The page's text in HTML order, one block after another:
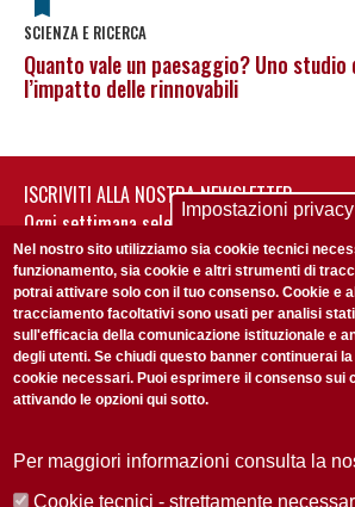
SCIENZA E RICERCA
Quanto vale un paesaggio? Uno
l’impatto delle rinnovabili
ISCRIVITI ALLA NOSTRA NEWSLETTER
Ogni settimana selezioniamo per te nostre
non perderti gli aggiornamenti della nostra
Accetto laPrivacy Policy
Impostazioni privacy
Nel nostro sito utilizziamo sia cookie tecnici
funzionamento, sia cookie e altri strumenti di
potrai attivare solo con il tuo consenso. Cookie e
tracciamento facoltativi sono usati per analisi
sull'efficacia della comunicazione istituzionale e
degli utenti. Se chiudi questo banner continuerai
cookie necessari. Puoi esprimere il consenso sui
attivando le opzioni qui sotto.
Per maggiori informazioni consulta la
Cookie tecnici - strettamente